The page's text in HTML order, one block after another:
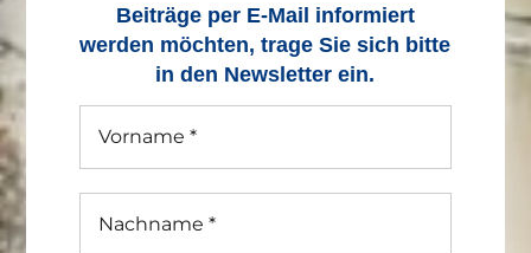
Beiträge per E-Mail informiert
werden möchten, trage Sie sich bitte
in den Newsletter ein.